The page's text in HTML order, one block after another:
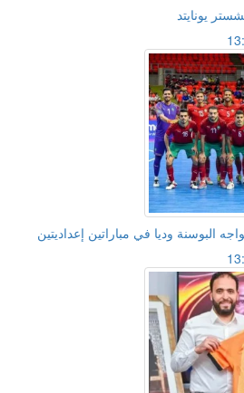
يونايتد
البوسنة وديا في مباراتين إعداديتين